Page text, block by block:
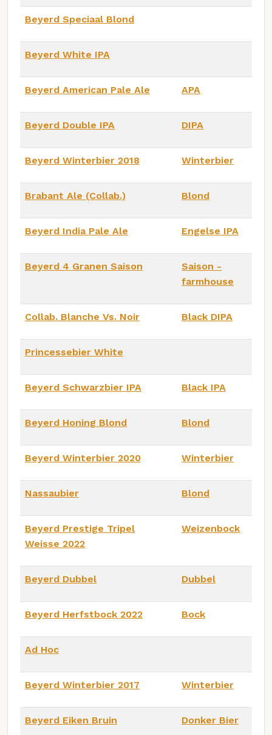
Beyerd Speciaal Blond
Beyerd White IPA
Beyerd American Pale Ale APA
Beyerd Double IPA DIPA
Beyerd Winterbier 2018 Winterbier
Brabant Ale (Collab.) Blond
Beyerd India Pale Ale Engelse IPA
Beyerd 4 Granen Saison
Saison -
farmhouse
Collab. Blanche Vs. Noir Black DIPA
Princessebier White
Beyerd Schwarzbier IPA Black IPA
Beyerd Honing Blond Blond
Beyerd Winterbier 2020 Winterbier
Nassaubier Blond
Beyerd Prestige Tripel
Weisse 2022
Weizenbock
Beyerd Dubbel Dubbel
Beyerd Herfstbock 2022 Bock
Ad Hoc
Beyerd Winterbier 2017 Winterbier
Beyerd Eiken Bruin Donker Bier